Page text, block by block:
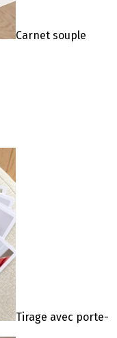
Carnet souple
Tirage avec porte-